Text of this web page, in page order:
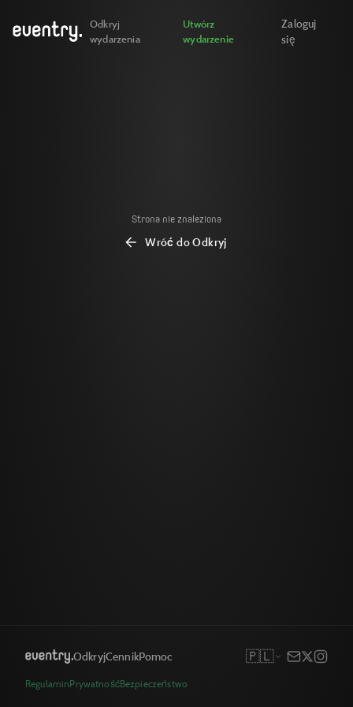
Odkryj
wydarzenia
Utwórz
wydarzenie
Zaloguj
się
Strona nie znaleziona
Wróć do Odkryj
OdkryjCennikPomoc 🇵🇱
RegulaminPrywatnośćBezpieczeństwo